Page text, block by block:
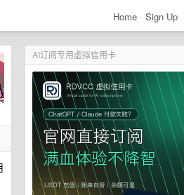
Home Sign Up
AI订阅专用虚拟信用卡